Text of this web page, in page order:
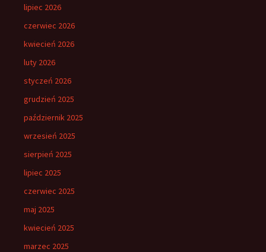
lipiec 2026
czerwiec 2026
kwiecień 2026
luty 2026
styczeń 2026
grudzień 2025
październik 2025
wrzesień 2025
sierpień 2025
lipiec 2025
czerwiec 2025
maj 2025
kwiecień 2025
marzec 2025